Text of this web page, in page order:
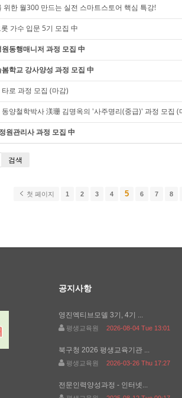
위한 월300 만드는 실전 스마트스토어 핵심 특강!
가수 입문 5기 모집 中
동행매니저 과정 모집 中
학교 강사양성 과정 모집 中
로 과정 모집 (마감)
양철학박사 渼珊 김명옥의 '사주명리(중급)' 과정 모집 (
원관리사 과정 모집 中
검색
첫 페이지 1 2 3 4 5 6 7 8
공지사항
영진엑티브모델 3기, 4기 ...
평생교육원 2026-08-04 Tue 13:01
북구청 2026 평생교육기관 ...
평생교육원 2026-03-26 Thu 17:27
전문인력양성과정 - 인터넷...